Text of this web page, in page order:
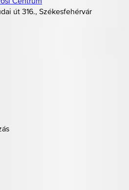
út 316., Székesfehérvár